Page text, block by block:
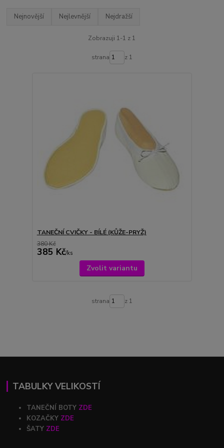
Nejnovější Nejlevnější Nejdražší
Zobrazuji 1-1 z 1
strana z 1
TANEČNÍ CVIČKY - BÍLÉ (KŮŽE-PRYŽ)
380 Kč
385 Kč/ks
Zvolit variantu
strana z 1
TABULKY VELIKOSTÍ
TANEČNÍ BOTY ZDE
KOZAČKY ZDE
ŠATY ZDE